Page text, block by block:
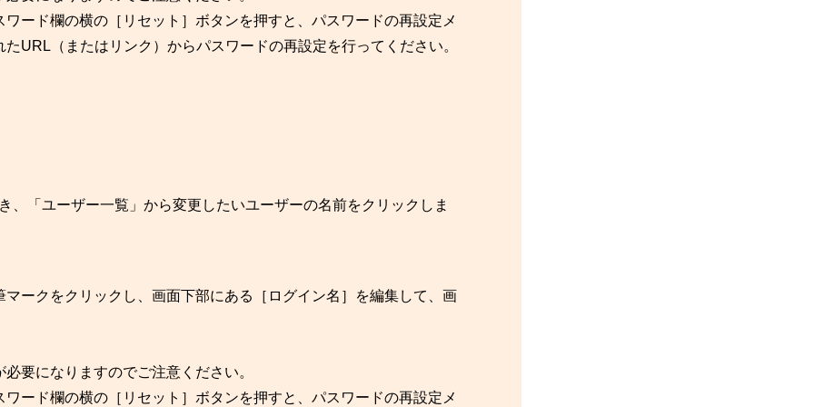
ード欄の横の［リセット］ボタンを押すと、パスワードの再設定メ
URL（またはリンク）からパスワードの再設定を行ってください。
「ユーザー一覧」から変更したいユーザーの名前をクリックしま
ークをクリックし、画面下部にある［ログイン名］を編集して、画
要になりますのでご注意ください。
ード欄の横の［リセット］ボタンを押すと、パスワードの再設定メ